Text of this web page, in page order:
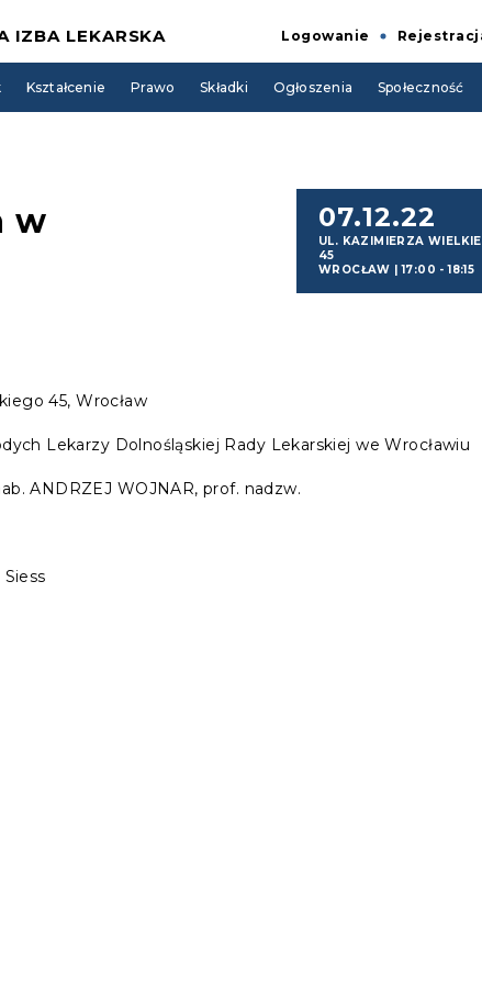
IZBA LEKARSKA Logowanie
Kształcenie Prawo Składki Ogłoszenia Społeczność
w
07.12.22
UL. KAZIMIERZA
45
WROCŁAW | 17:00 - 18:15
45, Wrocław
Lekarzy Dolnośląskiej Rady Lekarskiej we Wrocławiu
ANDRZEJ WOJNAR, prof. nadzw.